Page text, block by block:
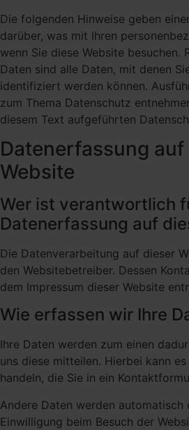
Die folgenden Hinweise geben
darüber, was mit Ihren
wenn Sie diese Website besuchen.
Daten sind alle Daten, mit denen
identifiziert werden können.
zum Thema Datenschutz
diesem Text aufgeführten
Datenerfassung
Website
Wer ist verantwortlich
Datenerfassung auf
Die Datenverarbeitung auf dieser
den Websitebetreiber. Dessen
dem Impressum dieser Website
Wie erfassen wir Ihre
Ihre Daten werden zum einen
uns diese mitteilen. Hierbei kann
handeln, die Sie in ein
Andere Daten werden automatisch
Einwilligung beim Besuch der